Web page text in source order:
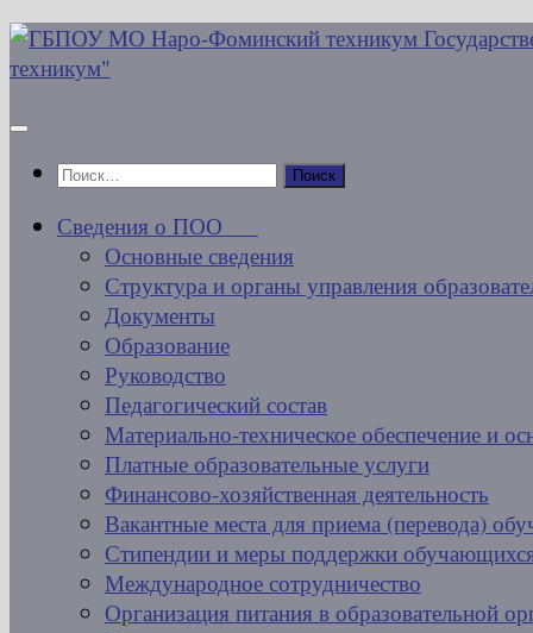
Перейти
к
Найти:
Сведения о ПОО
Основные сведения
Структура и органы управления
Документы
Образование
Руководство
Педагогический состав
Материально-техническое обеспечение и
Платные образовательные услуги
Финансово-хозяйственная деятельность
Вакантные места для приема (перевода)
Стипендии и меры поддержки
Международное сотрудничество
Организация питания в образовательной